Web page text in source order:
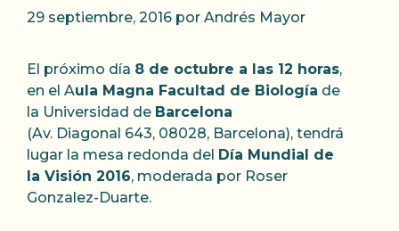
29 septiembre, 2016 por Andrés Mayor
El próximo día 8 de octubre a las 12 horas,
en el Aula Magna Facultad de Biología de
la Universidad de Barcelona
(Av. Diagonal 643, 08028, Barcelona), tendrá
lugar la mesa redonda del Día Mundial de
la Visión 2016, moderada por Roser
Gonzalez-Duarte.